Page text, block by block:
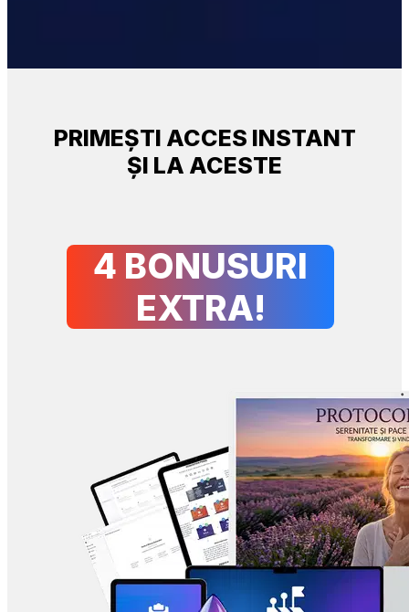
4 BONUSURI
EXTRA!
PRIMEȘTI ACCES INSTANT
ȘI LA ACESTE